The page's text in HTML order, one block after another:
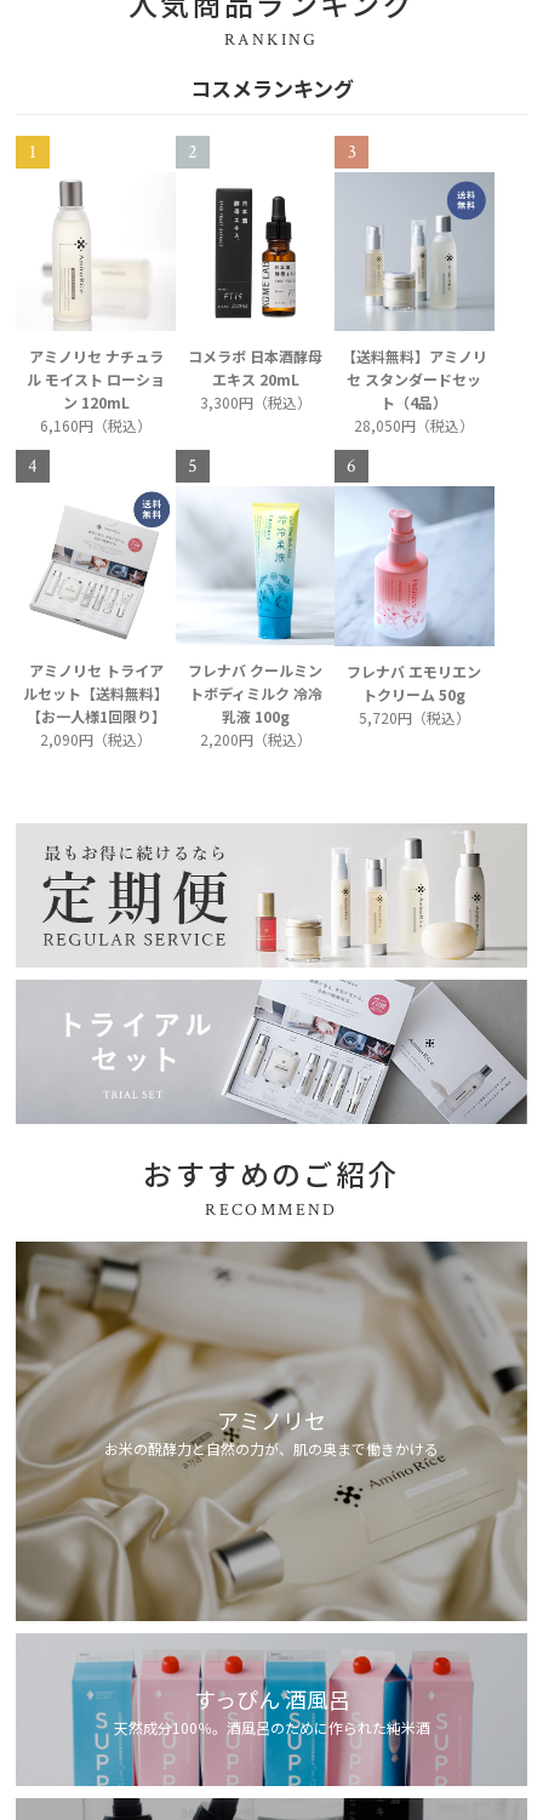
RANKING
コスメランキング
アミノリセ ナチュラ
ル モイスト ローショ
ン 120mL
6,160円（税込）
コメラボ 日本酒酵母
エキス 20mL
3,300円（税込）
【送料無料】アミノリ
セ スタンダードセッ
ト（4品）
28,050円（税込）
アミノリセ トライア
ルセット【送料無料】
【お一人様1回限り】
2,090円（税込）
フレナバ クールミン
トボディミルク 冷冷
乳液 100g
2,200円（税込）
フレナバ エモリエン
トクリーム 50g
5,720円（税込）
おすすめのご紹介
RECOMMEND
アミノリセ
お米の醗酵力と自然の力が、肌の奥まで働きかける
すっぴん 酒風呂
天然成分100％。酒風呂のために作られた純米酒